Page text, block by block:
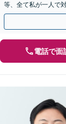
等、全て私が一人で
応】
電話で面